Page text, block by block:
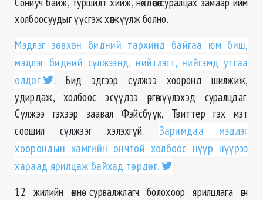
холбоосуудыг үүсгэж хөгжүүлж болно.
Мэдлэг зөвхөн бидний тархинд байгаа юм биш,
мэдлэг бидний сүлжээнд, нийтлэгт, нийгэмд утгаа
олдог
. Бид эдгээр сүлжээ хооронд шилжиж,
удирдаж, холбоос эсүүдээ өргөжүүлэхэд суралцдаг.
Сүлжээ гэхээр заавал Фэйсбүүк, Твиттер гэх мэт
соошил сүлжээг хэлэхгүй. Заримдаа мэдлэг
хоорондын хамгийн ончтой холбоос нүүр нүүрээ
хараад ярилцаж байхад төрдөг.
12 жилийн өмнө сурвалжлагч болохоор ярилцлага өгч